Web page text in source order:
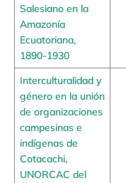
Salesiano en la
Amazonía
Ecuatoriana,
1890-1930
Interculturalidad y
género en la unión
de organizaciones
campesinas e
indígenas de
Cotacachi,
UNORCAC del